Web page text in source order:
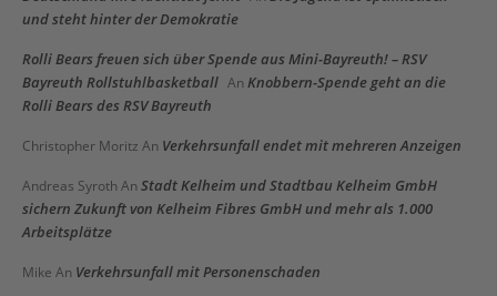
und steht hinter der Demokratie
Rolli Bears freuen sich über Spende aus Mini-Bayreuth! – RSV
Bayreuth Rollstuhlbasketball An Knobbern-Spende geht an die
Rolli Bears des RSV Bayreuth
Christopher Moritz An Verkehrsunfall endet mit mehreren Anzeigen
Andreas Syroth An Stadt Kelheim und Stadtbau Kelheim GmbH
sichern Zukunft von Kelheim Fibres GmbH und mehr als 1.000
Arbeitsplätze
Mike An Verkehrsunfall mit Personenschaden